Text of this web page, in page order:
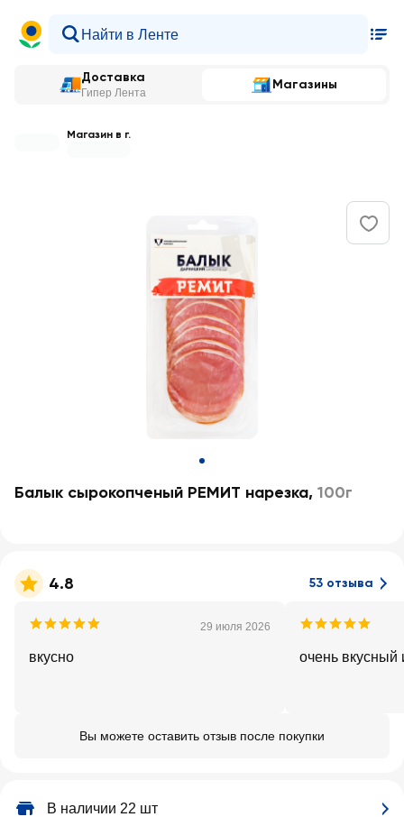
Доставка
Гипер Лента
Магазины
Магазин в г.
Балык сырокопченый РЕМИТ нарезка, 100г
4.8 53 отзыва
29 июля 2026
вкусно очень
Вы можете оставить отзыв после покупки
В наличии 22 шт